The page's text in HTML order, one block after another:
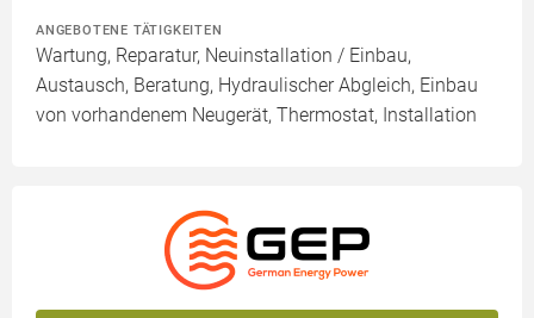
ANGEBOTENE TÄTIGKEITEN
Wartung, Reparatur, Neuinstallation / Einbau,
Austausch, Beratung, Hydraulischer Abgleich, Einbau
von vorhandenem Neugerät, Thermostat, Installation